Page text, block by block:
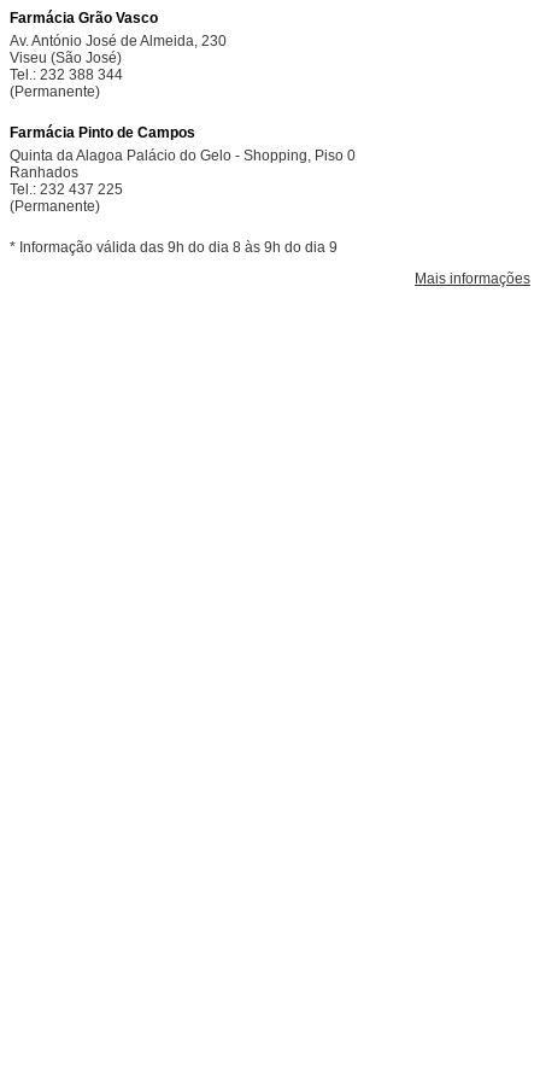
Farmácia Grão Vasco
Av. António José de Almeida, 230
Viseu (São José)
Tel.: 232 388 344
(Permanente)
Farmácia Pinto de Campos
Quinta da Alagoa Palácio do Gelo - Shopping, Piso 0
Ranhados
Tel.: 232 437 225
(Permanente)
* Informação válida das 9h do dia 8 às 9h do dia 9
Mais informações